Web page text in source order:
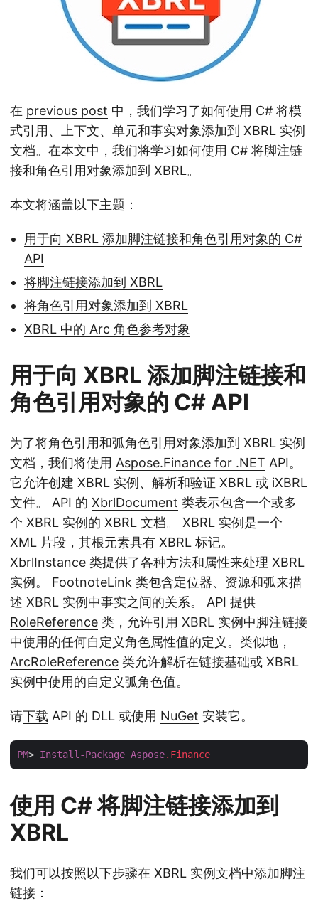
在 previous post 中，我们学习了如何使用 C# 将模
式引用、上下文、单元和事实对象添加到 XBRL 实例
文档。在本文中，我们将学习如何使用 C# 将脚注链
接和角色引用对象添加到 XBRL。
本文将涵盖以下主题：
用于向 XBRL 添加脚注链接和角色引用对象的 C#
API
将脚注链接添加到 XBRL
将角色引用对象添加到 XBRL
XBRL 中的 Arc 角色参考对象
用于向 XBRL 添加脚注链接和
角色引用对象的 C# API
为了将角色引用和弧角色引用对象添加到 XBRL 实例
文档，我们将使用 Aspose.Finance for .NET API。
它允许创建 XBRL 实例、解析和验证 XBRL 或 iXBRL
文件。 API 的 XbrlDocument 类表示包含一个或多
个 XBRL 实例的 XBRL 文档。 XBRL 实例是一个
XML 片段，其根元素具有 XBRL 标记。
XbrlInstance 类提供了各种方法和属性来处理 XBRL
实例。 FootnoteLink 类包含定位器、资源和弧来描
述 XBRL 实例中事实之间的关系。 API 提供
RoleReference 类，允许引用 XBRL 实例中脚注链接
中使用的任何自定义角色属性值的定义。类似地，
ArcRoleReference 类允许解析在链接基础或 XBRL
实例中使用的自定义弧角色值。
请下载 API 的 DLL 或使用 NuGet 安装它。
PM> Install-Package Aspose.Finance
使用 C# 将脚注链接添加到
XBRL
我们可以按照以下步骤在 XBRL 实例文档中添加脚注
链接：